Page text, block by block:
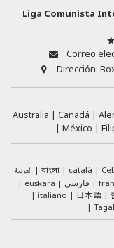
Liga Comunista
Correo
Dirección:
Australia
Canadá
México
العربية বাংলা català
euskara
فارسی
italiano
日本語